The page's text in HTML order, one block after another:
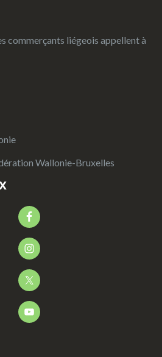
commerçants liégeois appellent à
Wallonie-Bruxelles